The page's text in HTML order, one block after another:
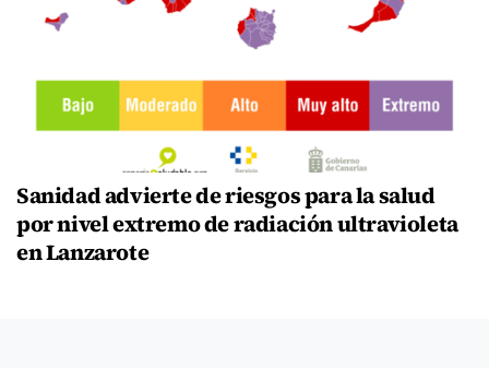
Sanidad advierte de riesgos para la salud
por nivel extremo de radiación ultravioleta
en Lanzarote